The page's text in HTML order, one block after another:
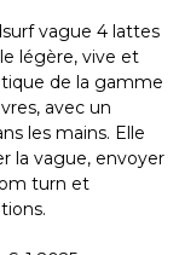
vague 4 lattes
légère, vive et
de la gamme
avec un
les mains. Elle
la vague, envoyer
turn et